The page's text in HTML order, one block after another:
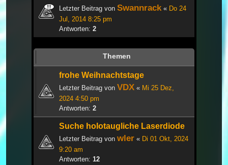
Letzter Beitrag von Swannrack« Do 24
Jul, 2014 8:25 pm
Antworten: 2
Themen
frohe Weihnachtstage
Letzter Beitrag von VDX « Mi 25 Dez,
2024 4:50 pm
Antworten: 2
Suche holotaugliche Laserdiode
Letzter Beitrag von wler « Di 01 Okt, 2024
9:20 am
Antworten: 12